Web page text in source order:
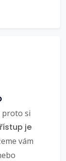
proto si
je
vám